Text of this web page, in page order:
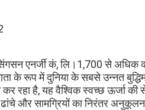
एनर्जी कं, लि।1,700 से अधिक
के रूप में दुनिया के सबसे उन्नत
रहा है, यह वैश्विक स्वच्छ ऊर्जा की
और सामग्रियों का निरंतर